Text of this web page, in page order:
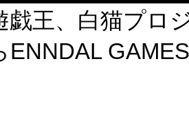
王、白猫プロ
ENNDAL GAMES